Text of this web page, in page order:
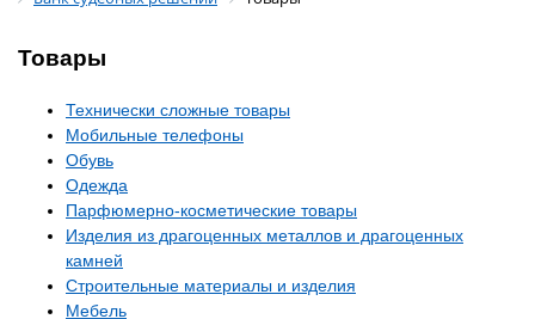
Товары
Технически сложные товары
Мобильные телефоны
Обувь
Одежда
Парфюмерно-косметические товары
Изделия из драгоценных металлов и драгоценных
камней
Строительные материалы и изделия
Мебель